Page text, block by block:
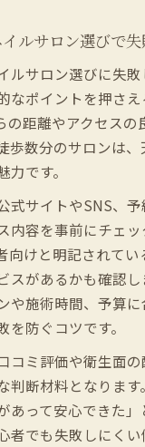
辺で失敗しないネ
が立川駅で満足でき
く初心者向けネイ
ネイルサロンデビ
安心してネイルサ
駅活用術
ロン初体験を立川
ネイルサロンで不
ント
が気になるネイルサ
ルサロン選びで
ルサロン選びに失敗
なポイントを押さ
の距離やアクセスの
歩数分のサロンは
です。
式サイトやSNS、
内容を事前にチェ
向けと明記されて
スがあるかも確認
や施術時間、予算
防ぐコツです。
コミ評価や衛生面
判断材料となりま
あって安心できた
者でも失敗しにくい